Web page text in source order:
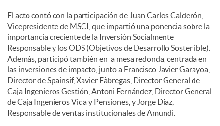
n
t
e
n
El acto contó con la participación de Juan Carlos Calderón,
Vicepresidente de MSCI, que impartió una ponencia sobre la
importancia creciente de la Inversión Socialmente
Responsable y los ODS (Objetivos de Desarrollo Sostenible).
Además, participó también en la mesa redonda, centrada en
las inversiones de impacto, junto a Francisco Javier Garayoa,
Director de Spainsif, Xavier Fàbregas, Director General de
Caja Ingenieros Gestión, Antoni Fernández, Director General
de Caja Ingenieros Vida y Pensiones, y Jorge Díaz,
Responsable de ventas institucionales de Amundi.